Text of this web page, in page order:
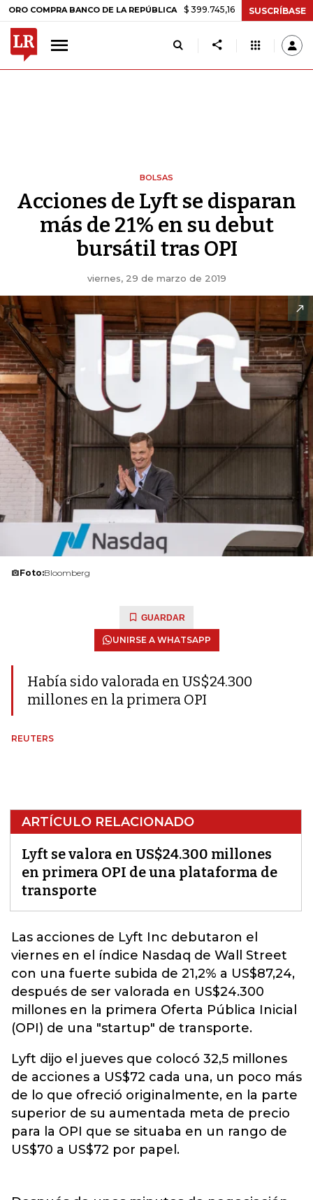
BANCO DE LA REPÚBLICA $ 399.745,16 +$ 2.295,71 +0,58%
SUSCRÍBASE
BOLSAS
Acciones de Lyft se disparan
más de 21% en su debut
bursátil tras OPI
viernes, 29 de marzo de 2019
Foto:Bloomberg
GUARDAR
UNIRSE A WHATSAPP
Había sido valorada en US$24.300
millones en la primera OPI
REUTERS
ARTÍCULO RELACIONADO
Lyft se valora en US$24.300 millones
en primera OPI de una plataforma de
transporte
Las acciones de Lyft Inc debutaron el
viernes en el índice Nasdaq de Wall Street
con una fuerte subida de 21,2% a US$87,24,
después de ser valorada en US$24.300
millones en la primera Oferta Pública Inicial
(OPI) de una "startup" de transporte.
Lyft dijo el jueves que colocó 32,5 millones
de acciones a US$72 cada una, un poco más
de lo que ofreció originalmente, en la parte
superior de su aumentada meta de precio
para la OPI que se situaba en un rango de
US$70 a US$72 por papel.